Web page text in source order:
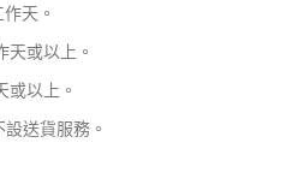
天。
天或以上。
或以上。
送貨服務。